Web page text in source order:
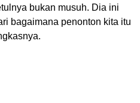
bukan musuh. Dia ini
bagaimana penonton kita itu